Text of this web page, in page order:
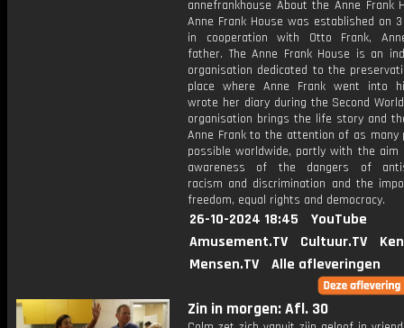
annefrankhouse About the Anne Frank
Anne Frank House was established on 3
in cooperation with Otto Frank,
father. The Anne Frank House is an
organisation dedicated to the
place where Anne Frank went into
wrote her diary during the Second
organisation brings the life story and
Anne Frank to the attention of as many
possible worldwide, partly with the aim
awareness of the dangers of
racism and discrimination and the
freedom, equal rights and democracy.
26-10-2024 18:45
YouTube
Amusement.TV
Cultuur.TV
Mensen.TV
Alle afleveringen
Zin in morgen: Afl. 30